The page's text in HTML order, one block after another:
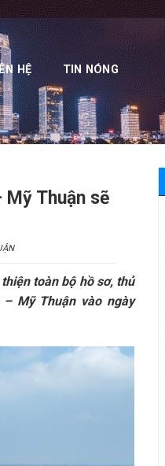
HỆ TIN NÓNG
Thuận sẽ
toàn bộ hồ sơ, thủ
Mỹ Thuận vào ngày